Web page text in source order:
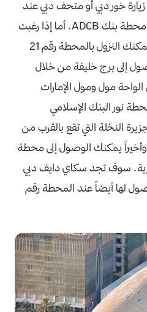
خور دبي أو متحف دبي عند
وصولك للمحطة رقم 20 في محطة بنك ADCB. أما إذا رغبت
في الذهاب إلى حديقة زعبيل يمكنك النزول بالمحطة رقم 21
إلى برج خليفة من خلال
إلى الواحة مول ومول الإمارات
عند محطات 29 ومحطة نور البنك الإسلامي
كما نجد جزيرة النخلة التي تقع بالقرب من
دبي للإنترنت رقم 34، وأخيراً يمكنك الوصول إلى محطة
سوف تجد سكاي دايف دبي
لها أيضاً عند المحطة رقم